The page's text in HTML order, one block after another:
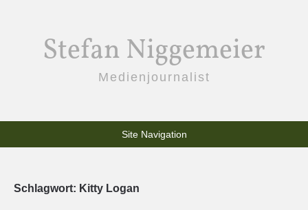
Stefan Niggemeier
Medienjournalist
Site Navigation
Schlagwort: Kitty Logan